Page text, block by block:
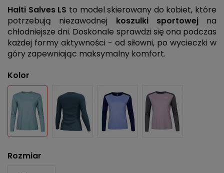
Halti Salves LS to model skierowany do kobiet, które
potrzebują niezawodnej koszulki sportowejna
chłodniejsze dni. Doskonale sprawdzi się ona podczas
każdej formy aktywności - od siłowni, po wycieczki w
góry zapewniając maksymalny komfort.
Kolor
Błękitny
Niebieski
Fioletowy Liliowy
Rozmiar